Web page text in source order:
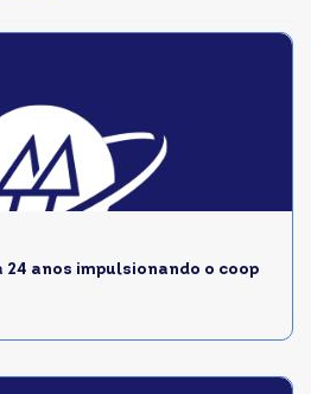
anos impulsionando o coop